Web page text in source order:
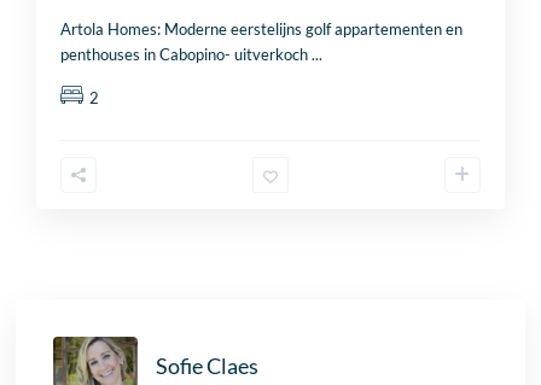
Artola Homes: Moderne eerstelijns golf appartementen en
penthouses in Cabopino- uitverkoch...
2
Sofie Claes